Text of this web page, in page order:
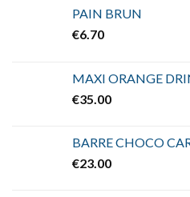
PAIN BRUN
€6.70
MAXI ORANGE
€35.00
BARRE CHOCO
€23.00